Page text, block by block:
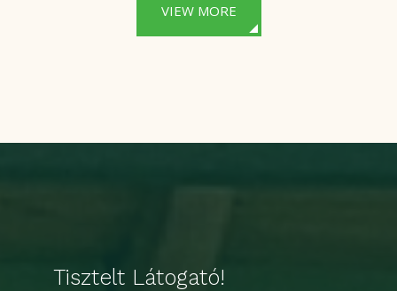
VIEW MORE
Tisztelt Látogató!